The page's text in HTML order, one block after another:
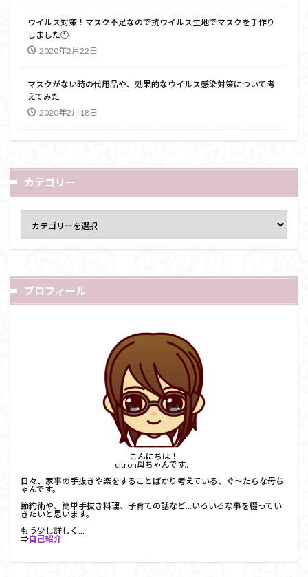
ウイルス対策！マスク不足なので抗ウイルス生地でマスクを手作り
しました①
2020年2月22日
マスクがない時の代用品や、効果的なウイルス感染対策について考
えてみた
2020年2月18日
カテゴリー
プロフィール
こんにちは！
citron母ちゃんです。
日々、家事の手抜きや楽をすることばかり考えている、ぐ～たらな母ち
ゃんです。
節約術や、簡単手抜き料理、子育ての話など…いろいろな事を綴ってい
きたいと思います。
もう少し詳しく…
⇒自己紹介